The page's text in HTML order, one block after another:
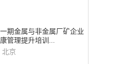
期金属与非金属厂矿企业
管理提升培训...
北京